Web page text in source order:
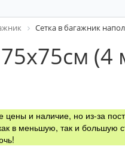
Сетка в багажник
(4
и наличие, но из-за
в меньшую, так и большую